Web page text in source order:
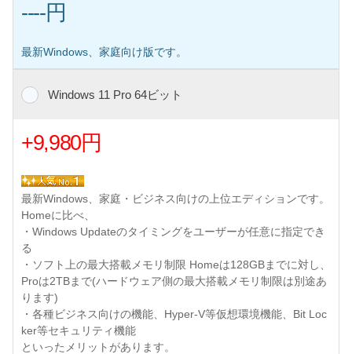
----円
最新Windows、家庭向け版です。
Windows 11 Pro 64ビット
+9,980円
最新Windows、家庭・ビジネス向けの上位エディションです。
Homeに比べ、
・Windows Updateのタイミングをユーザーが任意に指定でき
る
・ソフト上の最大搭載メモリ制限 Homeは128GBまでに対し、
Proは2TBまで(ハードウェア側の最大搭載メモリ制限は別途あ
ります)
・各種ビジネス向けの機能、Hyper-V等仮想環境機能、Bit Loc
ker等セキュリティ機能
といったメリットがあります。